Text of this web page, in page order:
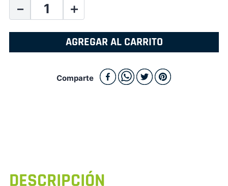
＋
－
AGREGAR AL CARRITO
Comparte
DESCRIPCIÓN